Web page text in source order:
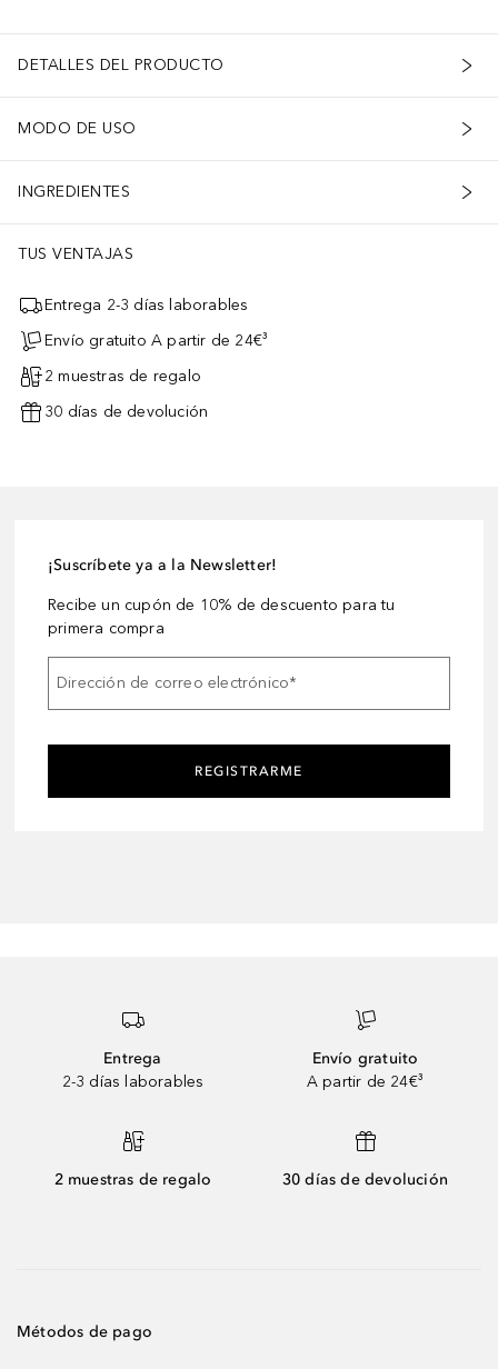
DETALLES DEL PRODUCTO
MODO DE USO
INGREDIENTES
TUS VENTAJAS
Entrega 2-3 días laborables
Envío gratuito A partir de 24€³
2 muestras de regalo
30 días de devolución
¡Suscríbete ya a la Newsletter!
Recibe un cupón de 10% de descuento para tu
primera compra
Dirección de correo electrónico*
REGISTRARME
Entrega
2-3 días laborables
Envío gratuito
A partir de 24€³
2 muestras de regalo 30 días de devolución
Métodos de pago